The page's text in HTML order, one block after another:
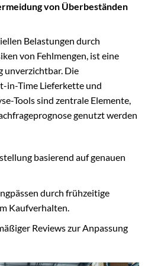
von Überbeständen
Belastungen durch
von Fehlmengen, ist eine
unverzichtbar. Die
in-Time Lieferkette und
Tools sind zentrale Elemente,
genutzt werden
basierend auf genauen
durch frühzeitige
Kaufverhalten.
Reviews zur Anpassung